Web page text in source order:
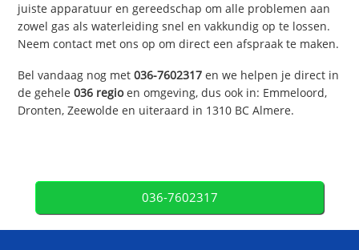
juiste apparatuur en gereedschap om alle problemen aan
zowel gas als waterleiding snel en vakkundig op te lossen.
Neem contact met ons op om direct een afspraak te maken.
Bel vandaag nog met036-7602317 en we helpen je direct in
de gehele036 regioen omgeving, dus ook in: Emmeloord,
Dronten, Zeewolde en uiteraard in 1310 BC Almere.
036-7602317